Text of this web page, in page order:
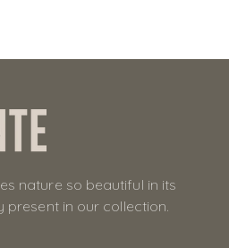
nature so beautiful in its
present in our collection.